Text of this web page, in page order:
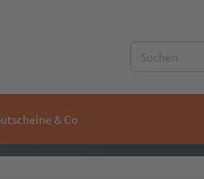
& Co